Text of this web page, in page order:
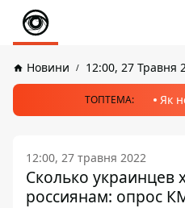
Новини 12:00, 27 Травня
ТОПТЕМА: Як
12:00, 27 травня 2022
Сколько украинцев
россиянам: опрос